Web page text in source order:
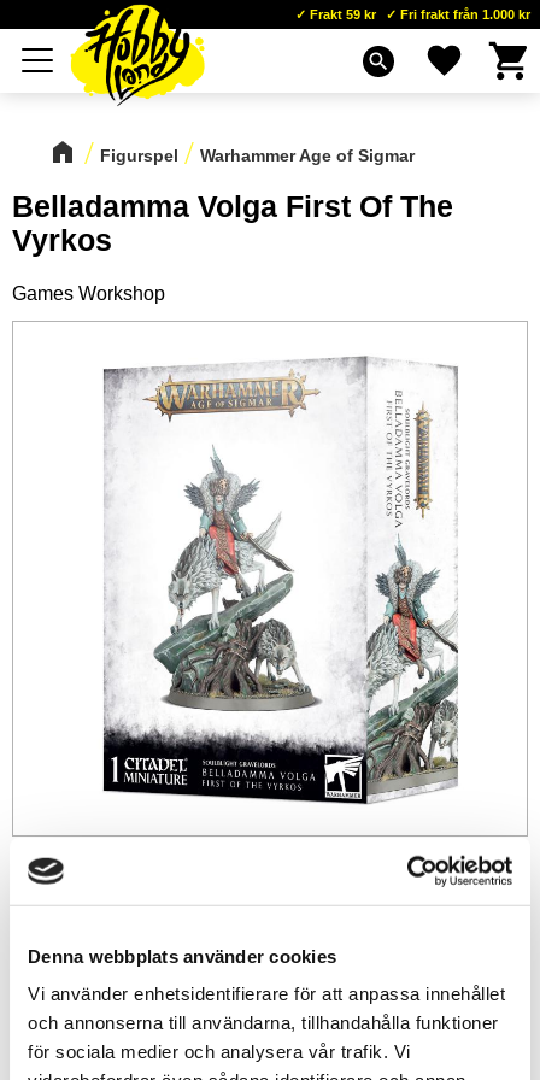
Denna webbplats använder cookies
Vi använder enhetsidentifierare för att anpassa innehållet
och annonserna till användarna, tillhandahålla funktioner
för sociala medier och analysera vår trafik. Vi
Meny
Frakt 59 kr Fri frakt från 1.000 kr
search Favoriter
Figurspel Warhammer Age of Sigmar
Belladamma Volga First Of The
Vyrkos
Games Workshop
490sek
+
-
Lägg till i favoriter